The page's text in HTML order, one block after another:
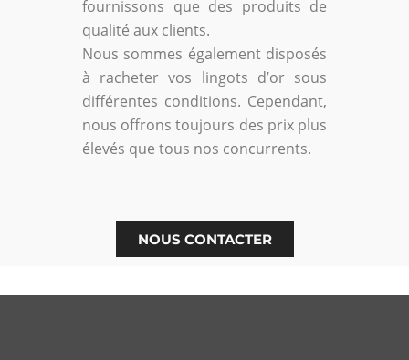
fournissons que des produits de
qualité aux clients.
Nous sommes également disposés
à racheter vos lingots d’or sous
différentes conditions. Cependant,
nous offrons toujours des prix plus
élevés que tous nos concurrents.
NOUS CONTACTER